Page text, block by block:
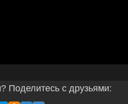
Поделитесь с друзьями: